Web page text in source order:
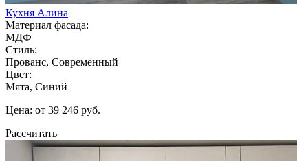
Кухня Алина
Материал фасада:
МДФ
Стиль:
Прованс, Современный
Цвет:
Мята, Синий
Цена: от 39 246 руб.
Рассчитать